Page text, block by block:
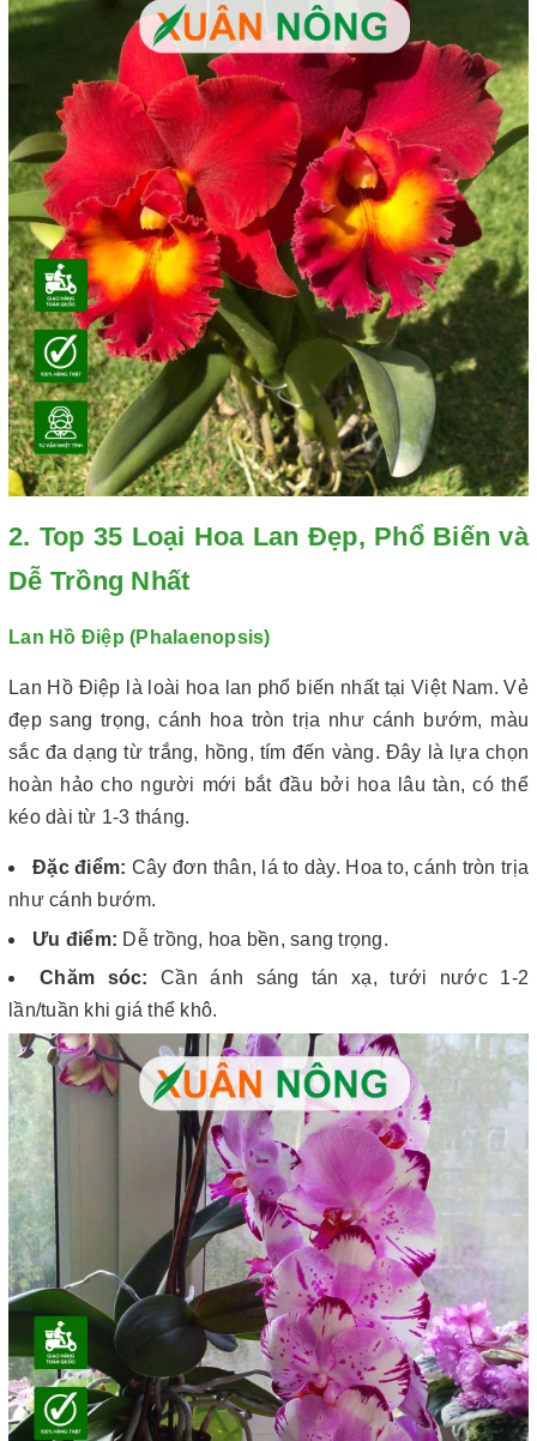
2. Top 35 Loại Hoa Lan Đẹp, Phổ Biến và
Dễ Trồng Nhất
Lan Hồ Điệp (Phalaenopsis)
Lan Hồ Điệp là loài hoa lan phổ biến nhất tại Việt Nam. Vẻ
đẹp sang trọng, cánh hoa tròn trịa như cánh bướm, màu
sắc đa dạng từ trắng, hồng, tím đến vàng. Đây là lựa chọn
hoàn hảo cho người mới bắt đầu bởi hoa lâu tàn, có thể
kéo dài từ 1-3 tháng.
Đặc điểm: Cây đơn thân, lá to dày. Hoa to, cánh tròn trịa
như cánh bướm.
Ưu điểm: Dễ trồng, hoa bền, sang trọng.
Chăm sóc: Cần ánh sáng tán xạ, tưới nước 1-2
lần/tuần khi giá thể khô.